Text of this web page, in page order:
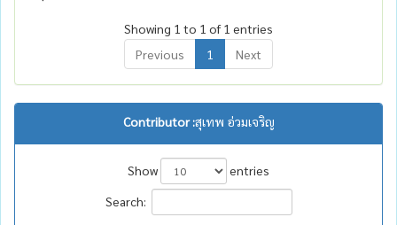
Showing 1 to 1 of 1 entries
Previous
1 Next
Contributor :สุเทพ อ่วมเจริญ
Show
entries
Search: